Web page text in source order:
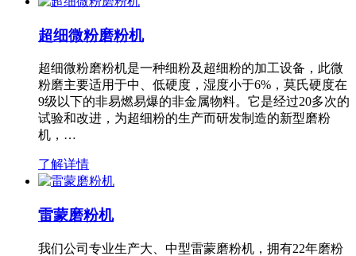
超细微粉磨粉机
超细微粉磨粉机是一种细粉及超细粉的加工设备，此微
粉磨主要适用于中、低硬度，湿度小于6%，莫氏硬度在
9级以下的非易燃易爆的非金属物料。它是经过20多次的
试验和改进，为超细粉的生产而研发制造的新型磨粉
机，…
了解详情
雷蒙磨粉机
我们公司专业生产大、中型雷蒙磨粉机，拥有22年磨粉